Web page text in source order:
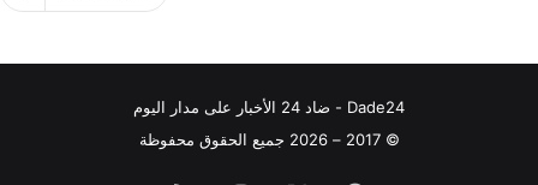
Dade24 - ضاد 24 الأخبار على مدار اليوم
© 2017 – 2026 جميع الحقوق محفوظة